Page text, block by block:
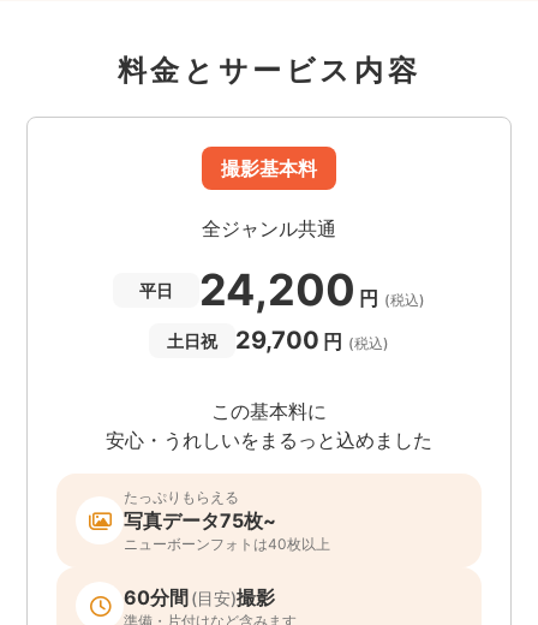
料金とサービス内容
撮影基本料
全ジャンル共通
平日 24,200 円 (税込)
土日祝 29,700 円 (税込)
この基本料に
安心・うれしいをまるっと込めました
たっぷりもらえる
写真データ75枚~
ニューボーンフォトは40枚以上
60分間(目安)撮影
準備・片付けなど含みます